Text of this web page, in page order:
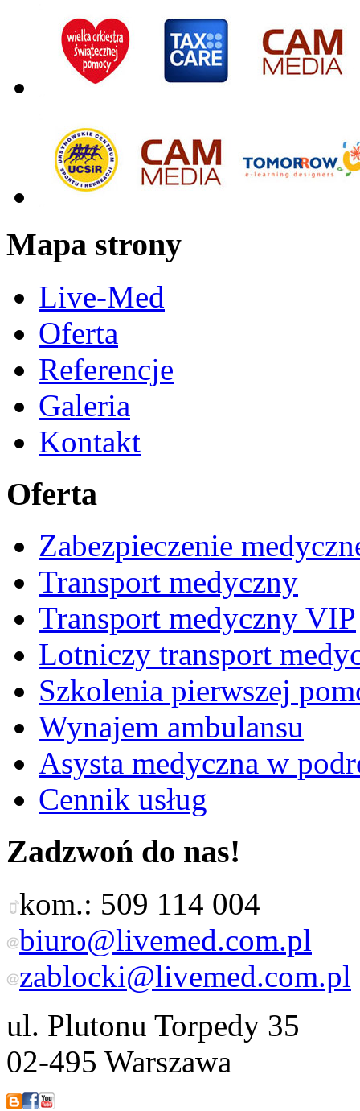
Mapa strony
Live-Med
Oferta
Referencje
Galeria
Kontakt
Oferta
Zabezpieczenie
Transport medyczny
Transport medyczny VIP
Lotniczy transport
Szkolenia pierwszej
Wynajem ambulansu
Asysta medyczna w
Cennik usług
Zadzwoń do nas!
kom.: 509 114 004
biuro@livemed.com.pl
zablocki@livemed.com.pl
ul. Plutonu Torpedy 35
02-495 Warszawa